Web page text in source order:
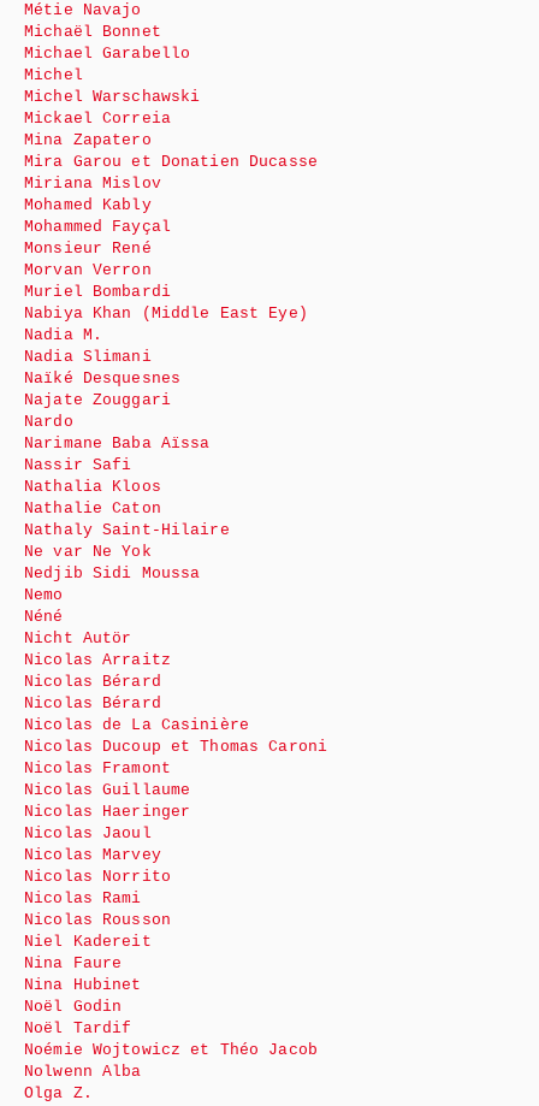
Métie Navajo
Michaël Bonnet
Michael Garabello
Michel
Michel Warschawski
Mickael Correia
Mina Zapatero
Mira Garou et Donatien Ducasse
Miriana Mislov
Mohamed Kably
Mohammed Fayçal
Monsieur René
Morvan Verron
Muriel Bombardi
Nabiya Khan (Middle East Eye)
Nadia M.
Nadia Slimani
Naïké Desquesnes
Najate Zouggari
Nardo
Narimane Baba Aïssa
Nassir Safi
Nathalia Kloos
Nathalie Caton
Nathaly Saint-Hilaire
Ne var Ne Yok
Nedjib Sidi Moussa
Nemo
Néné
Nicht Autör
Nicolas Arraitz
Nicolas Bérard
Nicolas Bérard
Nicolas de La Casinière
Nicolas Ducoup et Thomas Caroni
Nicolas Framont
Nicolas Guillaume
Nicolas Haeringer
Nicolas Jaoul
Nicolas Marvey
Nicolas Norrito
Nicolas Rami
Nicolas Rousson
Niel Kadereit
Nina Faure
Nina Hubinet
Noël Godin
Noël Tardif
Noémie Wojtowicz et Théo Jacob
Nolwenn Alba
Olga Z.